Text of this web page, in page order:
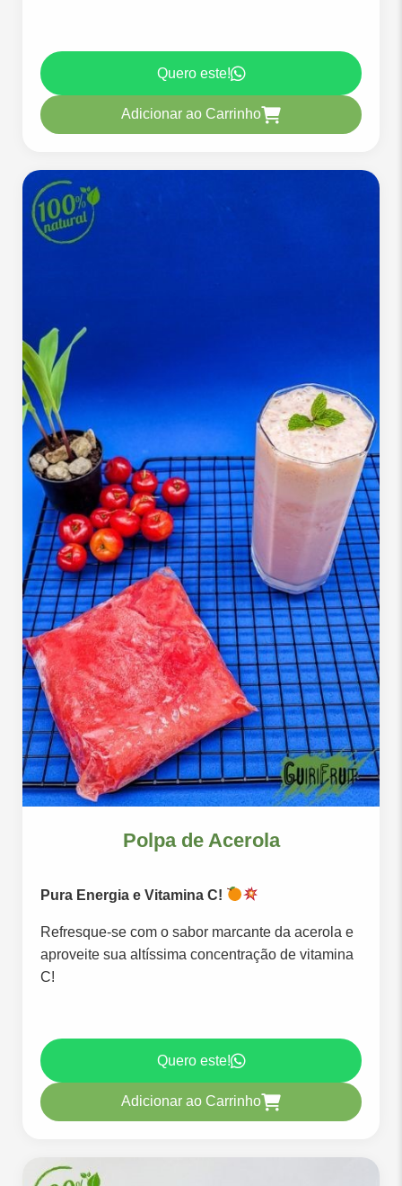
Quero este!
Adicionar ao Carrinho
Polpa de Acerola
Pura Energia e Vitamina C!
Refresque-se com o sabor marcante da acerola e
aproveite sua altíssima concentração de vitamina
C!
Quero este!
Adicionar ao Carrinho